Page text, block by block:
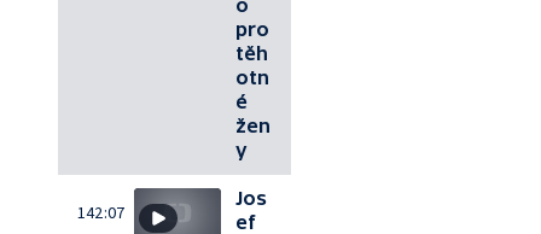
o
pro
těh
otn
é
žen
y
142:07
Jos
ef